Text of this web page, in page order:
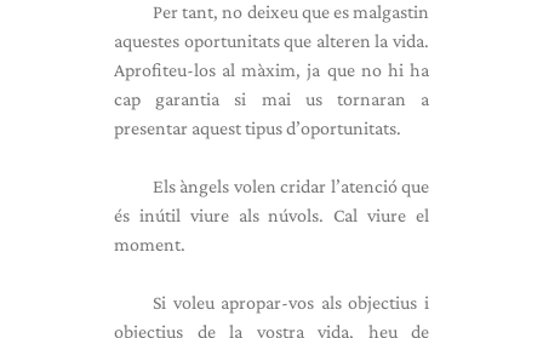
Per tant, no deixeu que es malgastin
aquestes oportunitats que alteren la vida.
Aprofiteu-los al màxim, ja que no hi ha
cap garantia si mai us tornaran a
presentar aquest tipus d’oportunitats.
Els àngels volen cridar l’atenció que
és inútil viure als núvols. Cal viure el
moment.
Si voleu apropar-vos als objectius i
objectius de la vostra vida, heu de